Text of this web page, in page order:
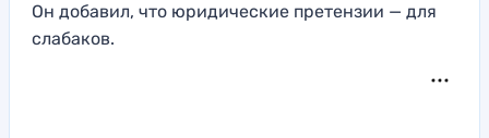
Он добавил, что юридические претензии — для
слабаков.